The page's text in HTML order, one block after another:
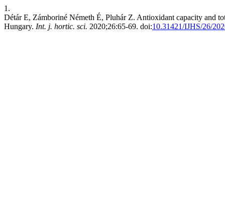
1.
Détár E, Zámboriné Németh É, Pluhár Z. Antioxidant capacity and
Hungary. Int. j. hortic. sci. 2020;26:65-69. doi:10.31421/IJHS/26/